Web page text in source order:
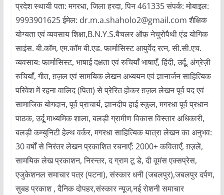
प्रदेश स्थायी पता: मगरधा, जिला हरदा, पिन 461335 संपर्क: मोबाइल:
9993901625 ईमेल: dr.m.a.shaholo2@gmail.com शैक्षिक
योग्यता एवं व्यवसाय शिक्षा,B.N.Y.S.बैचलर ऑफ़ नेचुरोपैथी एंड योगिक
साइंस. बी.कॉम, एम.कॉम बी.एड. फार्मासिस्ट आयुर्वेद रत्न, सी.सी.एच.
व्यवसाय: फार्मासिस्ट, भाषाई दक्षता एवं रुचियाँ भाषाएँ, हिंदी, उर्दू, अंग्रेज़ी
रुचियाँ, गीत, ग़ज़ल एवं सामयिक लेखन अध्ययन एवं ज्ञानार्जन साहित्यिक
परिवेश में रहना वालिद (पिता) से प्रेरित होकर ग़ज़ल लेखन पूर्व पद एवं
सामाजिक योगदान, पूर्व प्राचार्य, ज्ञानदीप हाई स्कूल, मगरधा पूर्व प्रधान
पाठक, उर्दू माध्यमिक शाला, बलड़ी ग्रामीण विकास विस्तार अधिकारी,
बलड़ी कम्युनिटी हेल्थ वर्कर, मगरधा साहित्यिक यात्रा लेखन का अनुभव:
30 वर्षों से निरंतर लेखन प्रकाशित रचनाएँ: 2000+ कविताएँ, ग़ज़लें,
सामयिक लेख प्रकाशन, निरन्तर, द ग्राम टू डे, दी वूमंस एक्सप्रेस,
एजुकेशनल समाचार पत्र (पटना), संस्कार धनी (जबलपुर),जबलपुर दर्पण,
सुबह प्रकाश , दैनिक दोपहर,संस्कार न्यूज,नई रोशनी समाचार